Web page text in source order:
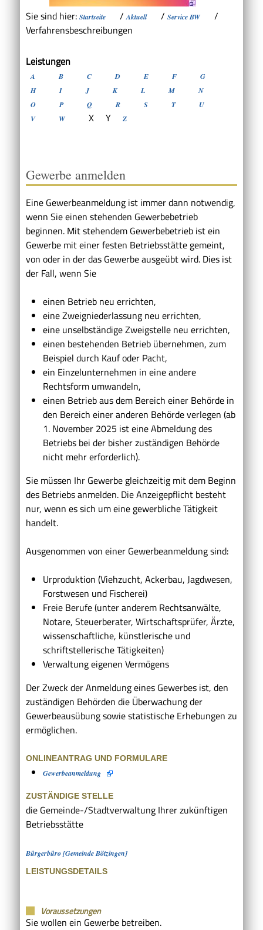
Sie sind hier: Startseite /Aktuell / Service BW
/
Verfahrensbeschreibungen
Leistungen
A B C D E F
G
H
I J K L M
N
O
P Q R S T
U
V
W X Y Z
Gewerbe anmelden
Eine Gewerbeanmeldung ist immer dann notwendig,
wenn Sie einen stehenden Gewerbebetrieb
beginnen. Mit stehendem Gewerbebetrieb ist ein
Gewerbe mit einer festen Betriebsstätte gemeint,
von oder in der das Gewerbe ausgeübt wird. Dies ist
der Fall, wenn Sie
einen Betrieb neu errichten,
eine Zweigniederlassung neu errichten,
eine unselbständige Zweigstelle neu errichten,
einen bestehenden Betrieb übernehmen, zum
Beispiel durch Kauf oder Pacht,
ein Einzelunternehmen in eine andere
Rechtsform umwandeln,
einen Betrieb aus dem Bereich einer Behörde in
den Bereich einer anderen Behörde verlegen (ab
1. November 2025 ist eine Abmeldung des
Betriebs bei der bisher zuständigen Behörde
nicht mehrerforderlich).
Sie müssen Ihr Gewerbe gleichzeitig mit dem Beginn
des Betriebs anmelden. Die Anzeigepflicht besteht
nur, wenn es sich um eine gewerbliche Tätigkeit
handelt.
Ausgenommen von einer Gewerbeanmeldung sind:
Urproduktion (Viehzucht, Ackerbau, Jagdwesen,
Forstwesen und Fischerei)
Freie Berufe (unter anderem Rechtsanwälte,
Notare, Steuerberater, Wirtschaftsprüfer, Ärzte,
wissenschaftliche, künstlerische und
schriftstellerische Tätigkeiten)
Verwaltung eigenen Vermögens
Der Zweck der Anmeldung eines Gewerbes ist, den
zuständigen Behörden die Überwachung der
Gewerbeausübung sowie statistische Erhebungen zu
ermöglichen.
ONLINEANTRAG UND FORMULARE
Gewerbeanmeldung
ZUSTÄNDIGE STELLE
die Gemeinde-/Stadtverwaltung Ihrer zukünftigen
Betriebsstätte
Bürgerbüro [Gemeinde Bötzingen]
LEISTUNGSDETAILS
Voraussetzungen
Sie wollen ein Gewerbe betreiben.